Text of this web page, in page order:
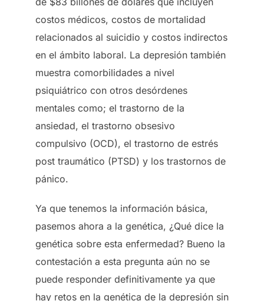
costos médicos, costos de mortalidad
relacionados al suicidio y costos indirectos
en el ámbito laboral. La depresión también
muestra comorbilidades a nivel
psiquiátrico con otros desórdenes
mentales como; el trastorno de la
ansiedad, el trastorno obsesivo
compulsivo (OCD), el trastorno de estrés
post traumático (PTSD) y los trastornos de
pánico.
Ya que tenemos la información básica,
pasemos ahora a la genética, ¿Qué dice la
genética sobre esta enfermedad? Bueno la
contestación a esta pregunta aún no se
puede responder definitivamente ya que
hay retos en la genética de la depresión sin